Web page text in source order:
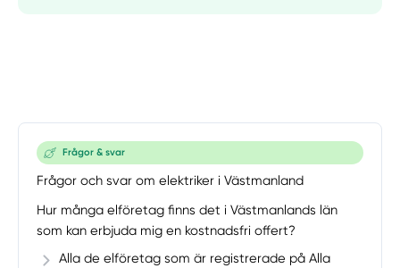
Frågor & svar
Frågor och svar om elektriker i Västmanland
Hur många elföretag finns det i Västmanlands län
som kan erbjuda mig en kostnadsfri offert?
Alla de elföretag som är registrerade på Alla